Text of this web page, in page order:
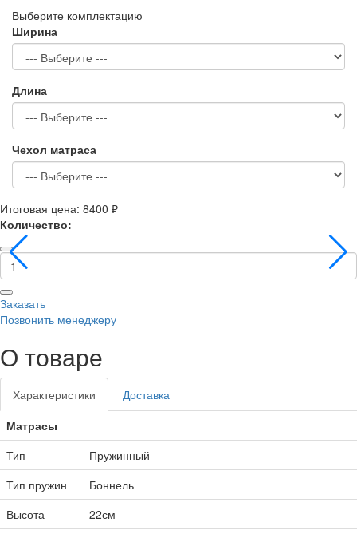
Выберите комплектацию
Ширина
Длина
Чехол матраса
Итоговая цена: 8400 ₽
Количество:
Заказать
Позвонить менеджеру
О товаре
Характеристики
Доставка
Матрасы
Тип
Пружинный
Тип пружин
Боннель
Высота
22см